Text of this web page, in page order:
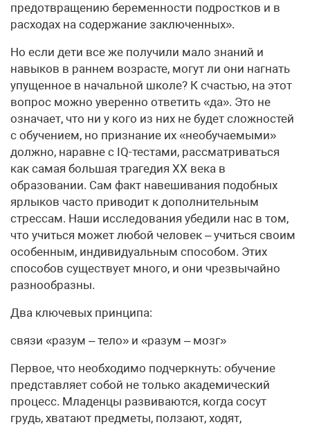
предотвращению беременности подростков и в
расходах на содержание заключенных».
Но если дети все же получили мало знаний и
навыков в раннем возрасте, могут ли они нагнать
упущенное в начальной школе? К счастью, на этот
вопрос можно уверенно ответить «да». Это не
означает, что ни у кого из них не будет сложностей
с обучением, но признание их «необучаемыми»
должно, наравне с IQ-тестами, рассматриваться
как самая большая трагедия ХХ века в
образовании. Сам факт навешивания подобных
ярлыков часто приводит к дополнительным
стрессам. Наши исследования убедили нас в том,
что учиться может любой человек – учиться своим
особенным, индивидуальным способом. Этих
способов существует много, и они чрезвычайно
разнообразны.
Два ключевых принципа:
связи «разум – тело» и «разум – мозг»
Первое, что необходимо подчеркнуть: обучение
представляет собой не только академический
процесс. Младенцы развиваются, когда сосут
грудь, хватают предметы, ползают, ходят,